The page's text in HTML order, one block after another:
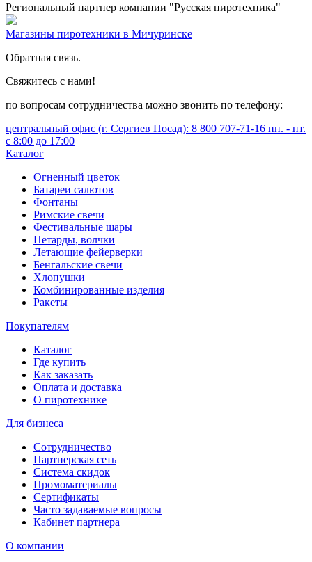
Региональный партнер компании "Русская пиротехника"
Магазины пиротехники в Мичуринске
Обратная связь.
Свяжитесь с нами!
по вопросам сотрудничества можно звонить по телефону:
центральный офис (г. Сергиев Посад): 8 800 707-71-16 пн. - пт.
с 8:00 до 17:00
Каталог
Огненный цветок
Батареи салютов
Фонтаны
Римские свечи
Фестивальные шары
Петарды, волчки
Летающие фейерверки
Бенгальские свечи
Хлопушки
Комбинированные изделия
Ракеты
Покупателям
Каталог
Где купить
Как заказать
Оплата и доставка
О пиротехнике
Для бизнеса
Сотрудничество
Партнерская сеть
Система скидок
Промоматериалы
Сертификаты
Часто задаваемые вопросы
Кабинет партнера
О компании